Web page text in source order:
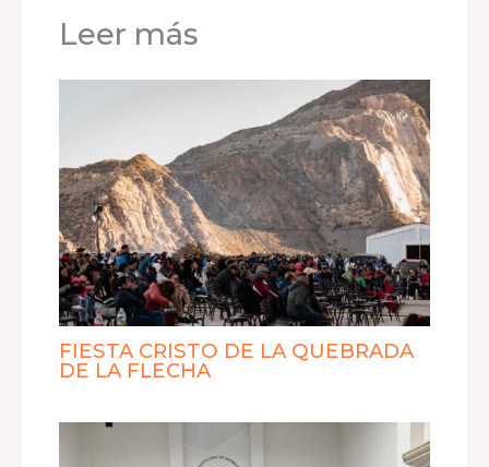
Leer más
FIESTA CRISTO DE LA QUEBRADA
DE LA FLECHA